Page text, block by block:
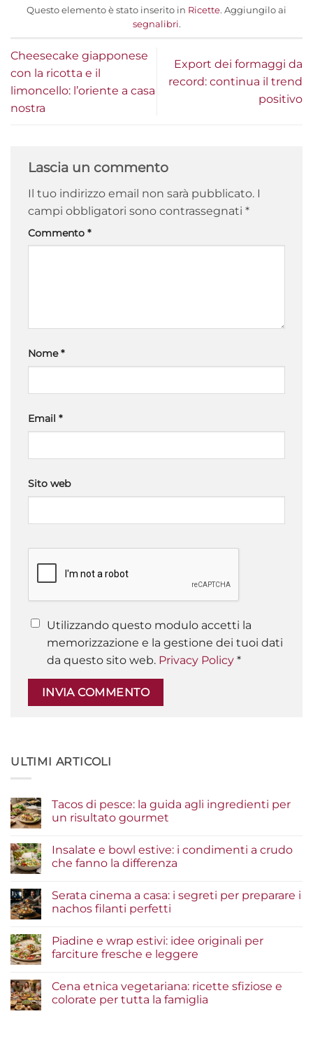
Questo elemento è stato inserito in Ricette. Aggiungilo ai
segnalibri.
Cheesecake giapponese
con la ricotta e il
limoncello: l’oriente a casa
nostra
Export dei formaggi da
record: continua il trend
positivo
Lascia un commento
Il tuo indirizzo email non sarà pubblicato. I
campi obbligatori sono contrassegnati *
Commento *
Nome*
Email *
Sito web
Utilizzando questo modulo accetti la
memorizzazione e la gestione dei tuoi dati
da questo sito web. Privacy Policy *
ULTIMI ARTICOLI
Tacos di pesce: la guida agli ingredienti per
un risultato gourmet
su
Tacos
di
guida
agli
ingredienti
risultato
gourmet
Insalate e bowl estive: i condimenti a crudo
che fanno la differenza
su
Insalate
e
condimenti
a
fanno
la
differenza
Serata cinema a casa: i segreti per preparare i
nachos filanti perfetti
su
Serata
cinema
i
segreti
per
Piadine e wrap estivi: idee originali per
farciture fresche e leggere
su
Piadine
e
Cena etnica vegetariana: ricette sfiziose e
colorate per tutta la famiglia